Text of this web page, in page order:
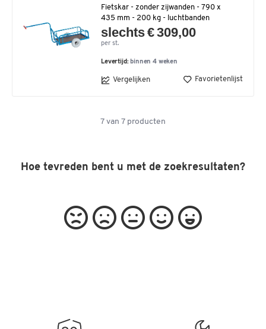
Fietskar - zonder zijwanden - 790 x
435 mm - 200 kg - luchtbanden
slechts € 309,00
per st.
Levertijd: binnen 4 weken
Vergelijken Favorietenlijst
7 van 7 producten
Hoe tevreden bent u met de zoekresultaten?